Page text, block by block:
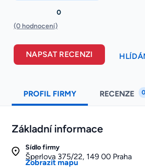
0
(0 hodnocení)
NAPSAT RECENZI
PROFIL FIRMY RECENZE 0
Základní informace
Sídlo firmy
Šperlova 375/22, 149 00 Praha
Zobrazit mapu